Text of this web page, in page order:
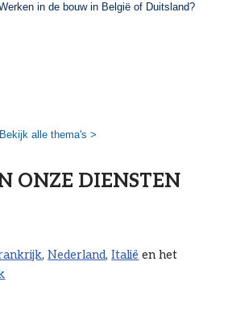
in de bouw in België of Duitsland?
Bekijk alle thema's >
ONZE DIENSTEN
,Nederland, Italië en het